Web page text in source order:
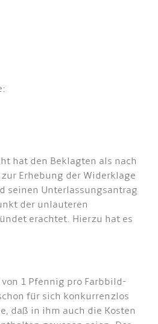
hat den Beklagten als nach
zur Erhebung der Widerklage
seinen Unterlassungsantrag
der unlauteren
erachtet. Hierzu hat es
1 Pfennig pro Farbbild-
für sich konkurrenzlos
daß in ihm auch die Kosten